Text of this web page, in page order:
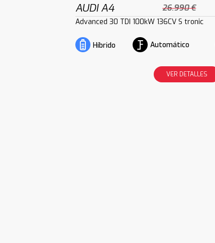
AUDI A4 26.990 €
Advanced 30 TDI 100kW 136CV S tronic
Híbrido Automático
VER DETALLES